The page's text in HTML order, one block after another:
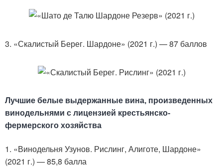
3. «Скалистый Берег. Шардоне» (2021 г.) — 87 баллов
Лучшие белые выдержанные вина, произведенных
винодельнями с лицензией крестьянско-
фермерского хозяйства
1. «Винодельня Узунов. Рислинг, Алиготе, Шардоне»
(2021 г.) — 85,8 балла